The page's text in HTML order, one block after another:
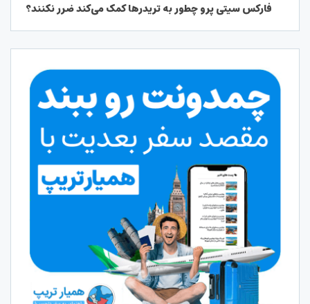
فارکس سیتی پرو چطور به تریدرها کمک می‌کند ضرر نکنند؟